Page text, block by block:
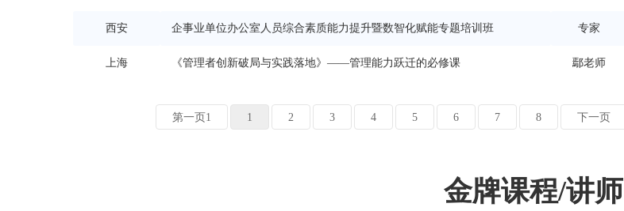
责任履行指引》与系统
西安 企事业单位办公室人员综合素质能力提升暨数智化赋能专题培训班 专家
上海 《管理者创新破局与实践落地》——管理能力跃迁的必修课 鄢老师
第一页1 1 2 3 4 5 6 7 8 下一页
金牌课程/讲师